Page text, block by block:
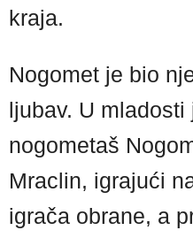
kraja.
Nogomet je bio
ljubav. U
nogometaš
Mraclin, igrajući
igrača obrane, a